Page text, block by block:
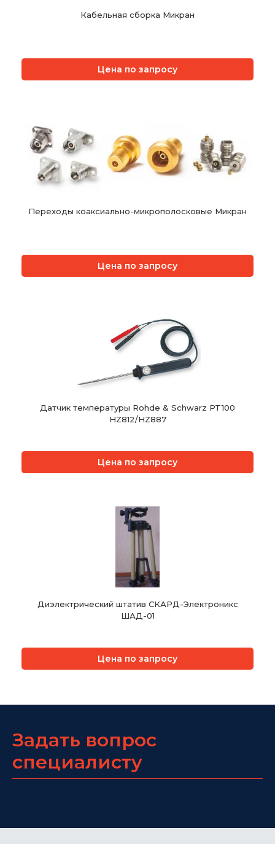
Кабельная сборка Микран
Цена по запросу
Переходы коаксиально-микрополосковые Микран
Цена по запросу
Датчик температуры Rohde & Schwarz PT100
HZ812/HZ887
Цена по запросу
Диэлектрический штатив СКАРД-Электроникс
ШАД-01
Цена по запросу
Задать вопрос
специалисту